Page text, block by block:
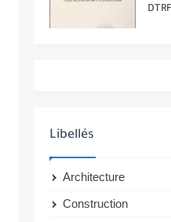
Libellés
Architecture
Construction